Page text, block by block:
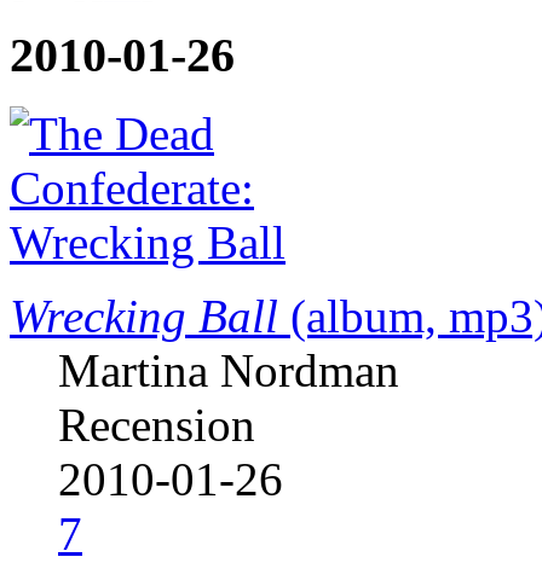
2010-01-26
Wrecking Ball (album,
Martina Nordman
Recension
2010-01-26
7